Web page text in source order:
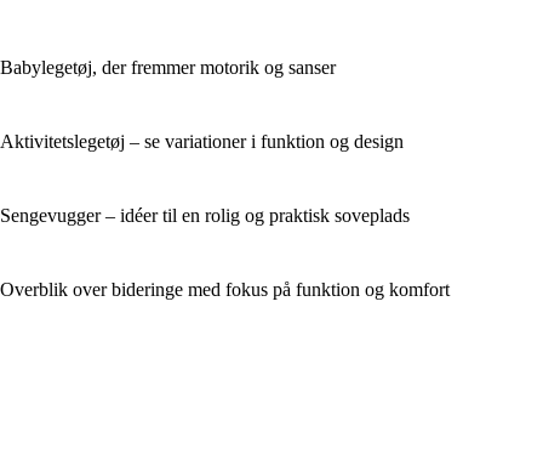
Babylegetøj, der fremmer motorik og sanser
Aktivitetslegetøj – se variationer i funktion og design
Sengevugger – idéer til en rolig og praktisk soveplads
Overblik over bideringe med fokus på funktion og komfort